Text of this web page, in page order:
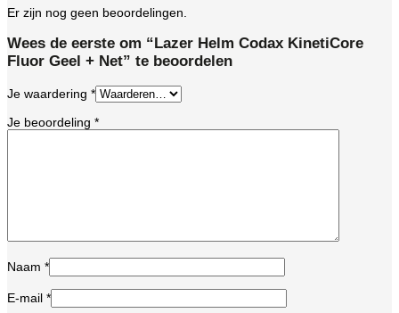
Er zijn nog geen beoordelingen.
Wees de eerste om “Lazer Helm Codax KinetiCore
Fluor Geel + Net” te beoordelen
Je waardering *
Je beoordeling *
Naam *
E-mail *